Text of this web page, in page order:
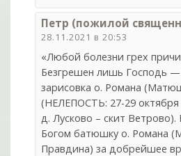
Петр (пожилой
28.11.2021 в 20:53
«Любой болезни грех
Безгрешен лишь Господь —
зарисовка о. Романа
(НЕЛЕПОСТЬ: 27-29 октября
д. Лусково – скит
Богом батюшку о. Романа
Правдина) за добрейшее